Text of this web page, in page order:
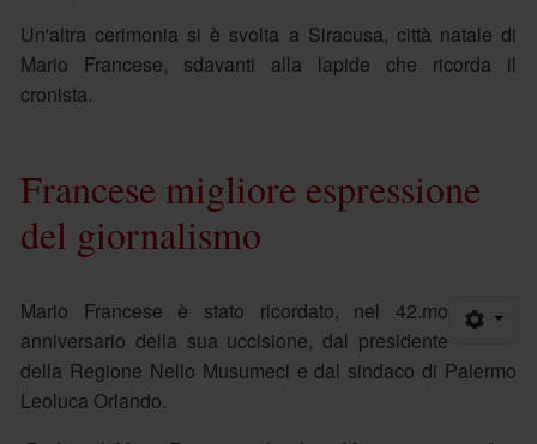
Un'altra cerimonia si è svolta a Siracusa, città natale di
Mario Francese, sdavanti alla lapide che ricorda il
cronista.
Francese migliore espressione
del giornalismo
Mario Francese è stato ricordato, nel 42.mo
anniversario della sua uccisione, dal presidente
della Regione Nello Musumeci e dal sindaco di Palermo
Leoluca Orlando.